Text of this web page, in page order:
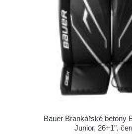
Bauer Brankářské betony
Junior, 26+1",